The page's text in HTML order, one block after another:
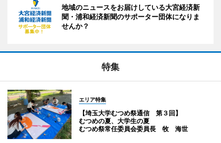
地域のニュースをお届けしている大宮経済新
聞・浦和経済新聞のサポーター団体になりま
せんか？
特集
エリア特集
【埼玉大学むつめ祭通信 第３回】
むつめの夏、大学生の夏
むつめ祭常任委員会委員長 牧 海世